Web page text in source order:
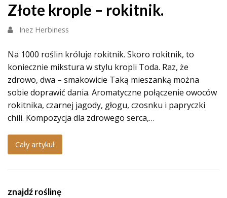
Złote krople – rokitnik.
Inez Herbiness
Na 1000 roślin króluje rokitnik. Skoro rokitnik, to
koniecznie mikstura w stylu kropli Toda. Raz, że
zdrowo, dwa – smakowicie Taką mieszanką można
sobie doprawić dania. Aromatyczne połączenie owoców
rokitnika, czarnej jagody, głogu, czosnku i papryczki
chili. Kompozycja dla zdrowego serca,…
Cały artykuł
znajdź roślinę